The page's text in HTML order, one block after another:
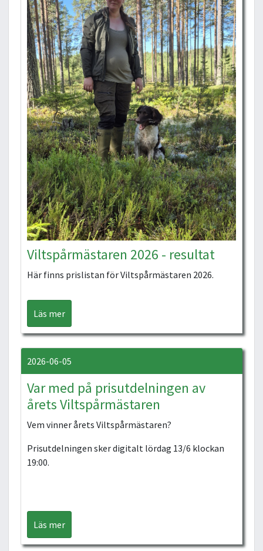
Viltspårmästaren 2026 - resultat
Här finns prislistan för Viltspårmästaren 2026.
Läs mer
2026-06-05
Var med på prisutdelningen av
årets Viltspårmästaren
Vem vinner årets Viltspårmästaren?
Prisutdelningen sker digitalt lördag 13/6 klockan
19:00.
Läs mer